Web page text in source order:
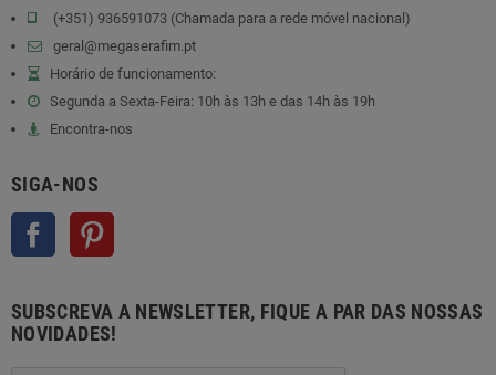
(+351) 936591073 (Chamada para a rede móvel nacional)
geral@megaserafim.pt
Horário de funcionamento:
Segunda a Sexta-Feira: 10h às 13h e das 14h às 19h
Encontra-nos
SIGA-NOS
Facebook
SUBSCREVA A NEWSLETTER, FIQUE A PAR DAS NOSSAS
NOVIDADES!